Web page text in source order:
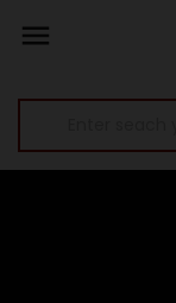
